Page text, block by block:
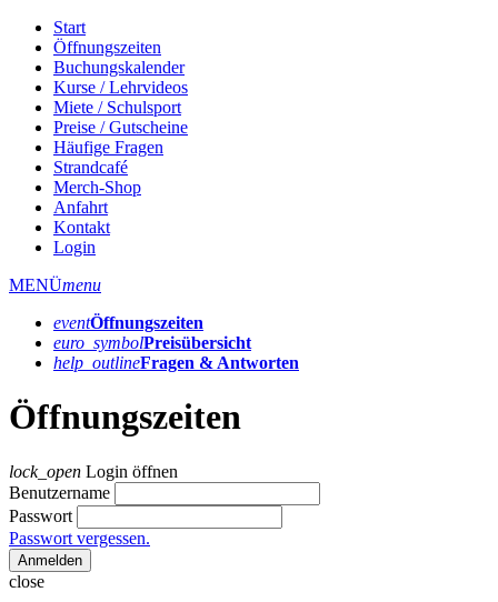
Start
Öffnungszeiten
Buchungskalender
Kurse / Lehrvideos
Miete / Schulsport
Preise / Gutscheine
Häufige Fragen
Strandcafé
Merch-Shop
Anfahrt
Kontakt
Login
MENÜmenu
eventÖffnungs­zeiten
euro_symbolPreis­übersicht
help_outlineFragen & Antworten
Öffnungszeiten
lock_open Login öffnen
Benutzername
Passwort
Passwort vergessen.
Anmelden
close